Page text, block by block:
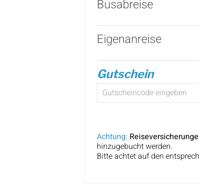
Busabreise
Eigenanreise
Gutschein
Achtung:
hinzugebucht werden.
Bitte achtet auf den